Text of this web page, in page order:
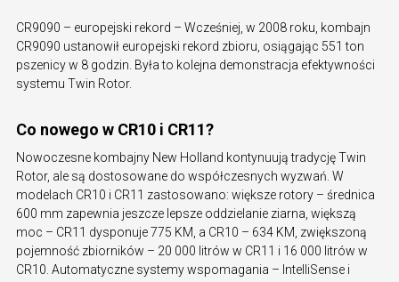
CR9090 – europejski rekord – Wcześniej, w 2008 roku, kombajn
CR9090 ustanowił europejski rekord zbioru, osiągając 551 ton
pszenicy w 8 godzin. Była to kolejna demonstracja efektywności
systemu Twin Rotor.
Co nowego w CR10 i CR11?
Nowoczesne kombajny New Holland kontynuują tradycję Twin
Rotor, ale są dostosowane do współczesnych wyzwań. W
modelach CR10 i CR11 zastosowano: większe rotory – średnica
600 mm zapewnia jeszcze lepsze oddzielanie ziarna, większą
moc – CR11 dysponuje 775 KM, a CR10 – 634 KM, zwiększoną
pojemność zbiorników – 20 000 litrów w CR11 i 16 000 litrów w
CR10. Automatyczne systemy wspomagania – IntelliSense i